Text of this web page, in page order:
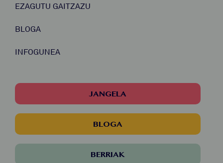
EZAGUTU GAITZAZU
BLOGA
INFOGUNEA
JANGELA
BLOGA
BERRIAK